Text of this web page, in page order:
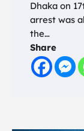
Dhaka on
arrest was
the…
Share